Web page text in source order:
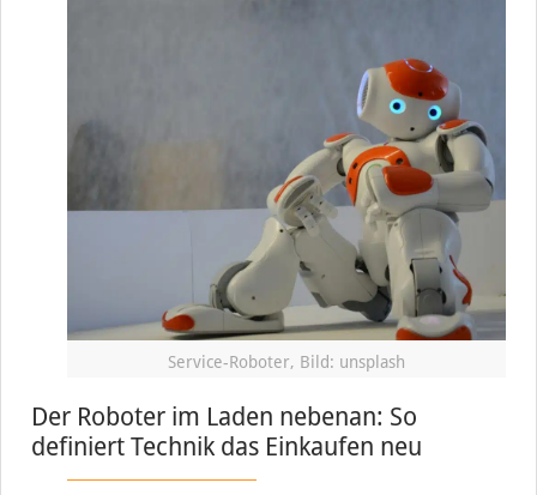
Service-Roboter, Bild: unsplash
Der Roboter im Laden nebenan: So
definiert Technik das Einkaufen neu